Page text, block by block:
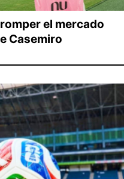
el mercado
Casemiro